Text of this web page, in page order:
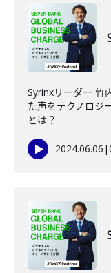
Syrinxリーダー 竹
た声をテクノロジ
とは？
2024.06.06 |